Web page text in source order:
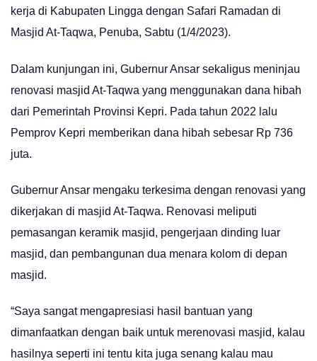
kerja di Kabupaten Lingga dengan Safari Ramadan di
Masjid At-Taqwa, Penuba, Sabtu (1/4/2023).
Dalam kunjungan ini, Gubernur Ansar sekaligus meninjau
renovasi masjid At-Taqwa yang menggunakan dana hibah
dari Pemerintah Provinsi Kepri. Pada tahun 2022 lalu
Pemprov Kepri memberikan dana hibah sebesar Rp 736
juta.
Gubernur Ansar mengaku terkesima dengan renovasi yang
dikerjakan di masjid At-Taqwa. Renovasi meliputi
pemasangan keramik masjid, pengerjaan dinding luar
masjid, dan pembangunan dua menara kolom di depan
masjid.
“Saya sangat mengapresiasi hasil bantuan yang
dimanfaatkan dengan baik untuk merenovasi masjid, kalau
hasilnya seperti ini tentu kita juga senang kalau mau